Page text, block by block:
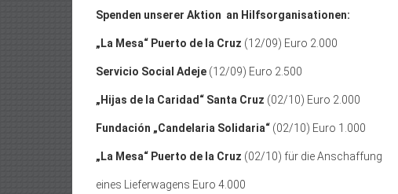
Spenden unserer Aktion an Hilfsorganisationen:
„La Mesa“ Puerto de la Cruz (12/09) Euro 2.000
Servicio Social Adeje (12/09) Euro 2.500
„Hijas de la Caridad“ Santa Cruz (02/10) Euro 2.000
Fundación „Candelaria Solidaria“ (02/10) Euro 1.000
„La Mesa“ Puerto de la Cruz (02/10) für die Anschaffung
eines Lieferwagens Euro 4.000